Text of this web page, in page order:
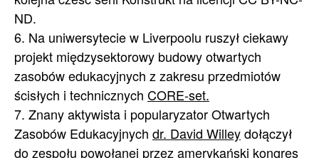
ND.
6. Na uniwersytecie w Liverpoolu ruszył ciekawy
projekt międzysektorowy budowy otwartych
zasobów edukacyjnych z zakresu przedmiotów
ścisłych i technicznych CORE-set.
7. Znany aktywista i popularyzator Otwartych
Zasobów Edukacyjnych dr. David Willeydołączył
do zespołu powołanej przez amerykański kongres